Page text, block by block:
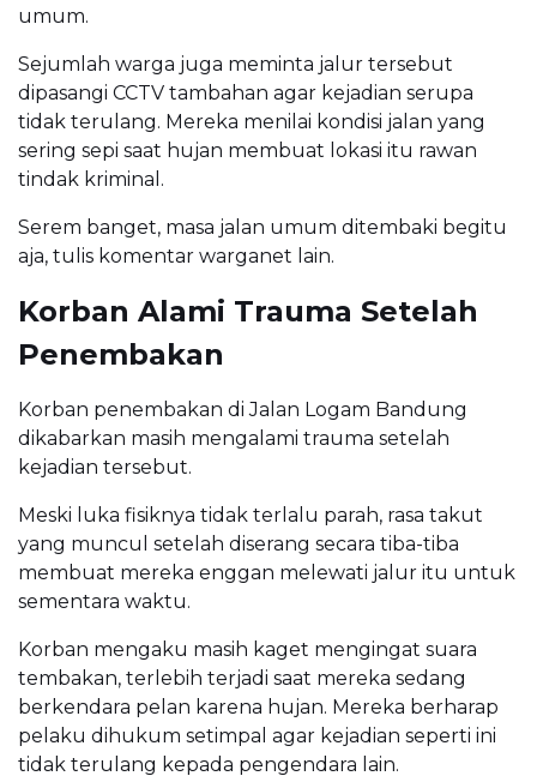
umum.
Sejumlah warga juga meminta jalur tersebut
dipasangi CCTV tambahan agar kejadian serupa
tidak terulang. Mereka menilai kondisi jalan yang
sering sepi saat hujan membuat lokasi itu rawan
tindak kriminal.
Serem banget, masa jalan umum ditembaki begitu
aja, tulis komentar warganet lain.
Korban Alami Trauma Setelah
Penembakan
Korban penembakan di Jalan Logam Bandung
dikabarkan masih mengalami trauma setelah
kejadian tersebut.
Meski luka fisiknya tidak terlalu parah, rasa takut
yang muncul setelah diserang secara tiba-tiba
membuat mereka enggan melewati jalur itu untuk
sementara waktu.
Korban mengaku masih kaget mengingat suara
tembakan, terlebih terjadi saat mereka sedang
berkendara pelan karena hujan. Mereka berharap
pelaku dihukum setimpal agar kejadian seperti ini
tidak terulang kepada pengendara lain.